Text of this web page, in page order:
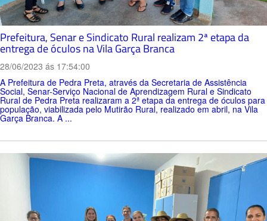
Prefeitura, Senar e Sindicato Rural realizam 2ª etapa da
entrega de óculos na Vila Garça Branca
28/06/2023 ás 17:54:00
A Prefeitura de Pedra Preta, através da Secretaria de Assistência
Social, Senar-Serviço Nacional de Aprendizagem Rural e Sindicato
Rural de Pedra Preta realizaram a 2ª etapa da entrega de óculos para
população, viabilizada pelo Mutirão Rural, realizado em abril, na Vila
Garça Branca. A ...